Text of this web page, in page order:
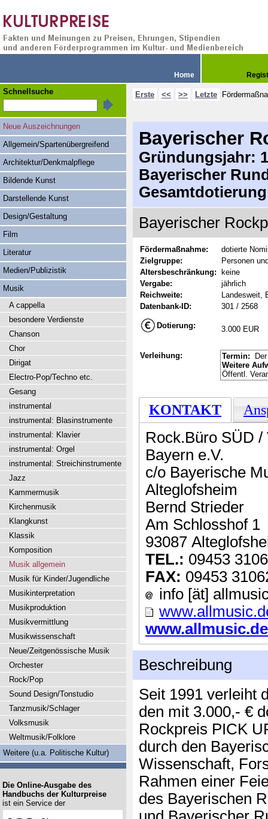
Home
Erste << >> Letzte
Bayerischer
Gründungsjahr:
Bayerischer
Bayerischer
Fördermaßnahme:
dotierte
Zielgruppe:
Personen
Altersbeschränkung:
keine
Vergabe:
jährlich
Reichweite:
Landesweit,
Datenbank-ID:
301 / 2568
Dotierung: 3.000 EUR
Verleihung: Termin:
Weitere
Öffentl.
KONTAKT
Rock.Büro SÜD
Bayern e.V.
c/o Bayerische
Alteglofsheim
Bernd Strieder
Am Schlosshof 1
93087
TEL.: 09453
FAX: 09453
info [ät]
Beschreibung
Seit 1991 verleiht
den mit 3.000,- €
Rockpreis PICK
durch den
Wissenschaft,
Rahmen einer
des Bayerischen
Schnellsuche
Neue Auszeichnungen
Allgemein/Spartenübergreifend
Architektur/Denkmalpflege
Bildende Kunst
Darstellende Kunst
Design/Gestaltung
Film
Literatur
Medien/Publizistik
Musik
A cappella
besondere Verdienste
Chanson
Chor
Dirigat
Electro-Pop/Techno etc.
Gesang
instrumental
instrumental: Blasinstrumente
instrumental: Klavier
instrumental: Orgel
instrumental: Streichinstrumente
Jazz
Kammermusik
Kirchenmusik
Klangkunst
Klassik
Komposition
Musik allgemein
Musik für Kinder/Jugendliche
Musikinterpretation
Musikproduktion
Musikvermittlung
Musikwissenschaft
Neue/Zeitgenössische Musik
Orchester
Rock/Pop
Sound Design/Tonstudio
Tanzmusik/Schlager
Volksmusik
Weltmusik/Folklore
Weitere (u.a. Politische Kultur)
Die Online-Ausgabe des
Handbuchs der Kulturpreise
ist ein Service der